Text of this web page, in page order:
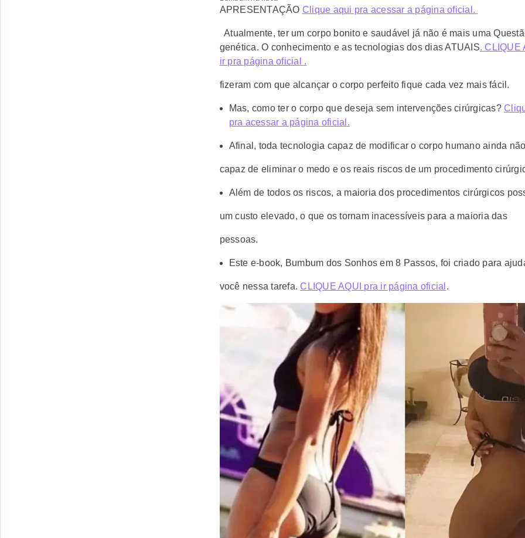
APRESENTAÇÃO Clique aqui pra acessar a página oficial.
Atualmente, ter um corpo bonito e saudável já não é mais uma
genética. O conhecimento e as tecnologias dos dias ATUAIS. CLIQUE
ir pra página oficial .
fizeram com que alcançar o corpo perfeito fique cada vez mais fácil.
Mas, como ter o corpo que deseja sem intervenções cirúrgicas?
pra acessar a página oficial.
Afinal, toda tecnologia capaz de modificar o corpo humano ainda
capaz de eliminar o medo e os reais riscos de um procedimento
Além de todos os riscos, a maioria dos procedimentos cirúrgicos
um custo elevado, o que os tornam inacessíveis para a maioria das
pessoas.
Este e-book, Bumbum dos Sonhos em 8 Passos, foi criado para
você nessa tarefa.CLIQUE AQUI pra ir página oficial .